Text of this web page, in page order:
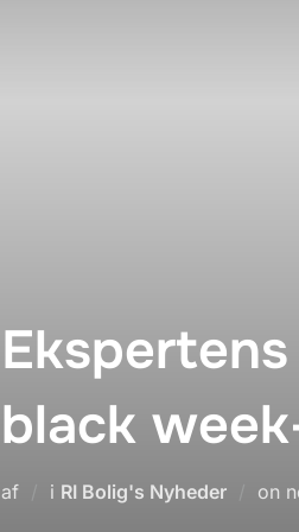
black
af i RI Bolig's Nyheder on